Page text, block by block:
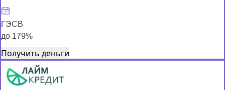
ГЭСВ
до 179%
Получить деньги